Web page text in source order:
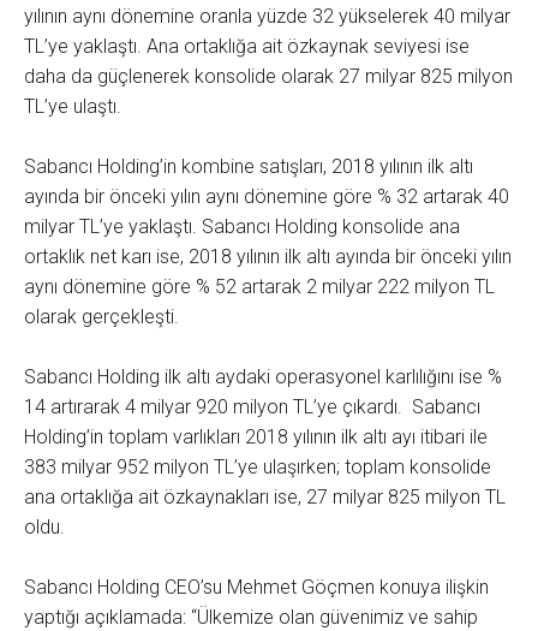
yılının aynı dönemine oranla yüzde 32 yükselerek 40 milyar
TL’ye yaklaştı. Ana ortaklığa ait özkaynak seviyesi ise
daha da güçlenerek konsolide olarak 27 milyar 825 milyon
TL’ye ulaştı.
Sabancı Holding’in kombine satışları, 2018 yılının ilk altı
ayında bir önceki yılın aynı dönemine göre % 32 artarak 40
milyar TL’ye yaklaştı. Sabancı Holding konsolide ana
ortaklık net karı ise, 2018 yılının ilk altı ayında bir önceki yılın
aynı dönemine göre % 52 artarak 2 milyar 222 milyon TL
olarak gerçekleşti.
Sabancı Holding ilk altı aydaki operasyonel karlılığını ise %
14 artırarak 4 milyar 920 milyon TL’ye çıkardı. Sabancı
Holding’in toplam varlıkları 2018 yılının ilk altı ayı itibari ile
383 milyar 952 milyon TL’ye ulaşırken; toplam konsolide
ana ortaklığa ait özkaynakları ise, 27 milyar 825 milyon TL
oldu.
Sabancı Holding CEO’su Mehmet Göçmen konuya ilişkin
yaptığı açıklamada: “Ülkemize olan güvenimiz ve sahip